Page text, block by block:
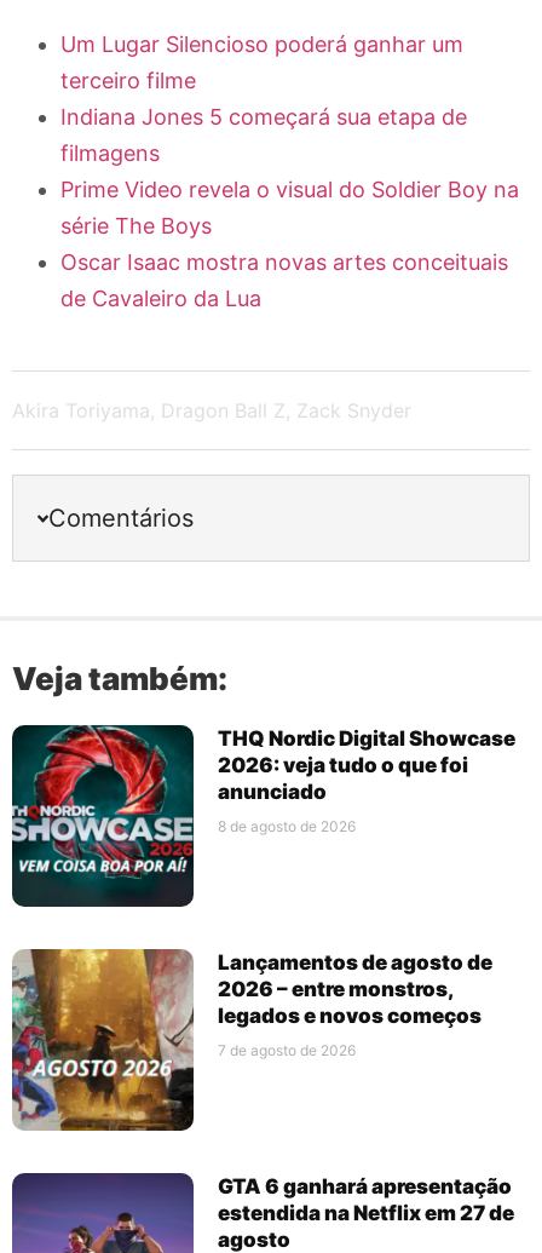
Um Lugar Silencioso poderá ganhar um
terceiro filme
Indiana Jones 5 começará sua etapa de
filmagens
Prime Video revela o visual do Soldier Boy na
série The Boys
Oscar Isaac mostra novas artes conceituais
de Cavaleiro da Lua
Akira Toriyama, Dragon Ball Z, Zack Snyder
Comentários
Veja também:
THQ Nordic Digital Showcase
2026: veja tudo o que foi
anunciado
8 de agosto de 2026
Lançamentos de agosto de
2026 – entre monstros,
legados e novos começos
7 de agosto de 2026
GTA 6 ganhará apresentação
estendida na Netflix em 27 de
agosto